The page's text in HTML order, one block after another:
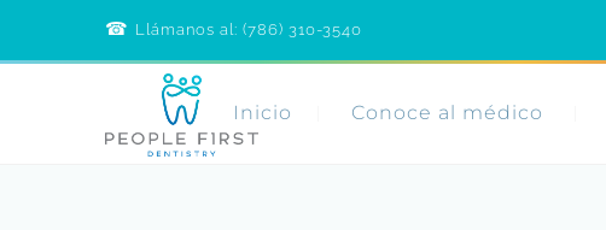
☎︎ Call
First
Dentistry
Llámanos al: (786) 310-3540
Inicio Conoce al médico